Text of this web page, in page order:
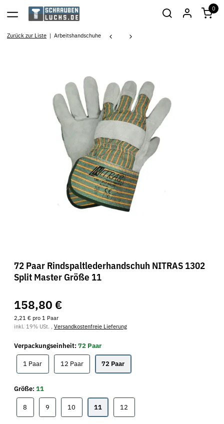
0
Zurück zur Liste Arbeitshandschuhe
72 Paar Rindspaltlederhandschuh NITRAS 1302
Split Master Größe 11
158,80 €
2,21 € pro 1 Paar
inkl. 19% USt. , Versandkostenfreie Lieferung
Verpackungseinheit: 72 Paar
1 Paar1 Paar 12 Paar12 Paar72 Paar72 Paar
Größe: 11
8 99 10 1111 12